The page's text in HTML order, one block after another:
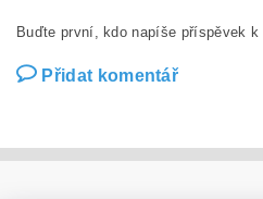
Buďte první, kdo napíše příspěvek k
Přidat komentář